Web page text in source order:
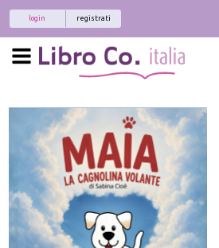
registrati
login